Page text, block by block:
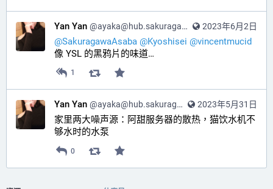
2023年6月2日
Yan Yan @ayaka@hub.sakuragawa.moe
@SakuragawaAsaba @Kyoshisei @vincentmucid
像 YSL 的黑鸦片的味道…
1
2023年5月31日
Yan Yan @ayaka@hub.sakuragawa.moe
家里两大噪声源：阿甜服务器的散热，猫饮水机不
够水时的水泵
0